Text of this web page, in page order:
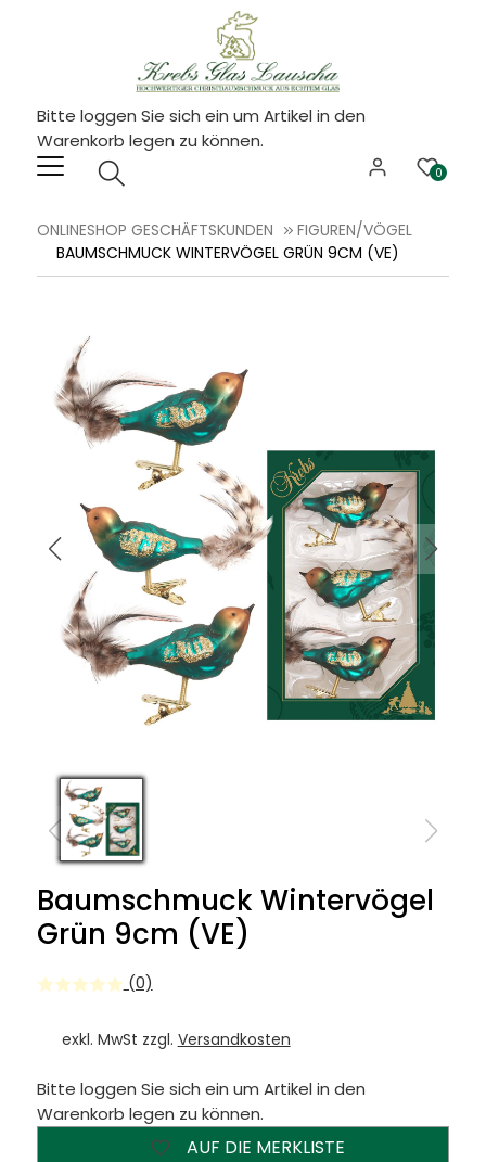
Bitte loggen Sie sich ein um Artikel in den
Warenkorb legen zu können.
0
ONLINESHOP GESCHÄFTSKUNDEN
FIGUREN/VÖGEL
BAUMSCHMUCK WINTERVÖGEL GRÜN 9CM (VE)
Baumschmuck Wintervögel
Grün 9cm (VE)
(0)
exkl. MwSt zzgl. Versandkosten
Bitte loggen Sie sich ein um Artikel in den
Warenkorb legen zu können.
AUF DIE MERKLISTE